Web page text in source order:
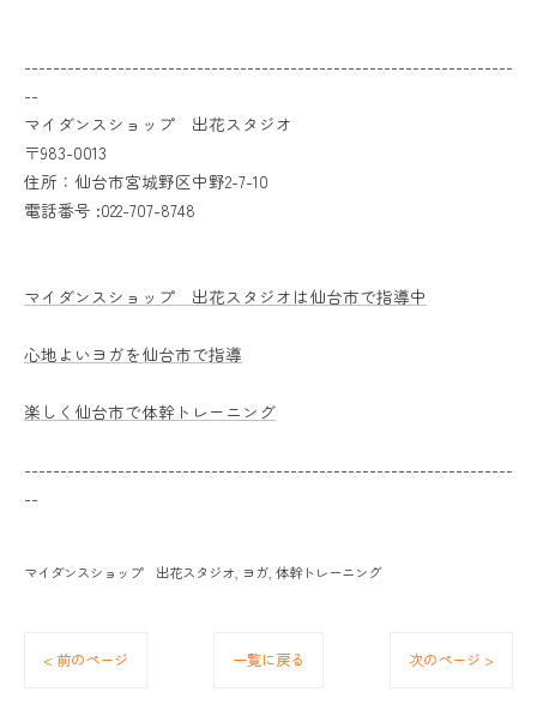
--------------------------------------------------------------------
--
マイダンスショップ 出花スタジオ
〒983-0013
住所：仙台市宮城野区中野2-7-10
電話番号 :022-707-8748
マイダンスショップ 出花スタジオは仙台市で指導中
心地よいヨガを仙台市で指導
楽しく仙台市で体幹トレーニング
--------------------------------------------------------------------
--
マイダンスショップ 出花スタジオ ヨガ 体幹トレーニング
< 前のページ 一覧に戻る 次のページ >